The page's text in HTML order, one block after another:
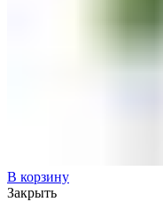
В корзину
Закрыть